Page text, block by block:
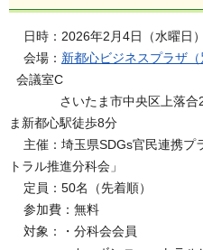
日時：2026年2月4日（水曜日
会場： 新都心ビジネスプラザ（
会議室C
さいたま市中央区上落合2-
ま新都心駅徒歩8分
主催：埼玉県SDGs官民連携プ
トラル推進分科会」
定員：50名（先着順）
参加費：無料
対象：・分科会会員